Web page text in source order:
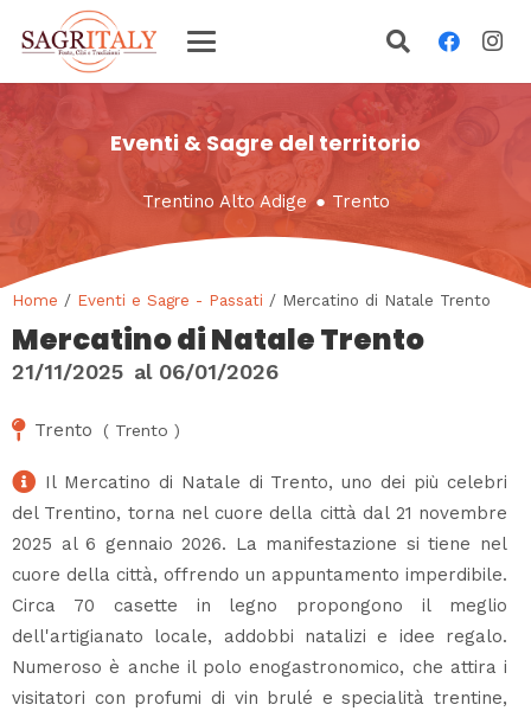
Eventi & Sagre del territorio
Trentino Alto Adige ● Trento
Home / Eventi e Sagre - Passati / Mercatino di Natale Trento
Mercatino di Natale Trento
21/11/2025 al 06/01/2026
Trento ( Trento )
Il Mercatino di Natale di Trento, uno dei più celebri
del Trentino, torna nel cuore della città dal 21 novembre
2025 al 6 gennaio 2026. La manifestazione si tiene nel
cuore della città, offrendo un appuntamento imperdibile.
Circa 70 casette in legno propongono il meglio
dell'artigianato locale, addobbi natalizi e idee regalo.
Numeroso è anche il polo enogastronomico, che attira i
visitatori con profumi di vin brulé e specialità trentine,